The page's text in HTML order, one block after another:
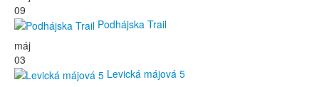
09
Podhájska Trail
máj
03
Levická májová 5